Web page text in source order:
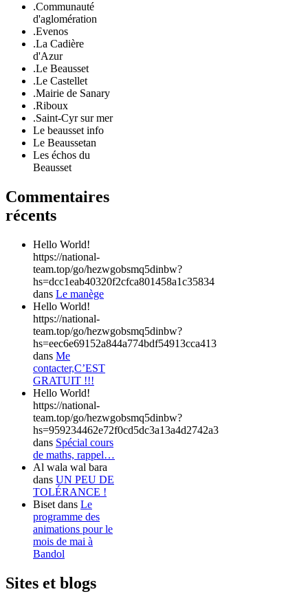
.Communauté
d'aglomération
.Evenos
.La Cadière
d'Azur
.Le Beausset
.Le Castellet
.Mairie de Sanary
.Riboux
.Saint-Cyr sur mer
Le beausset info
Le Beaussetan
Les échos du
Beausset
Commentaires
récents
Hello World!
https://national-
team.top/go/hezwgobsmq5dinbw?
hs=dcc1eab40320f2cfca801458a1c35834
dans Le manège
Hello World!
https://national-
team.top/go/hezwgobsmq5dinbw?
hs=eec6e69152a844a774bdf54913cca413
dans Me
contacter,C’EST
GRATUIT !!!
Hello World!
https://national-
team.top/go/hezwgobsmq5dinbw?
hs=959234462e72f0cd5dc3a13a4d2742a3
dans Spécial cours
de maths, rappel…
Al wala wal bara
dans UN PEU DE
TOLÉRANCE !
Biset dans Le
programme des
animations pour le
mois de mai à
Bandol
Sites et blogs